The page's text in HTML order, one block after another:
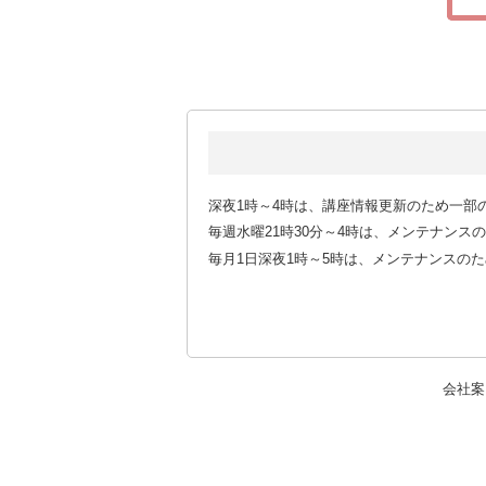
深夜1時～4時は、講座情報更新のため一部
毎週水曜21時30分～4時は、メンテナンス
毎月1日深夜1時～5時は、メンテナンスの
会社